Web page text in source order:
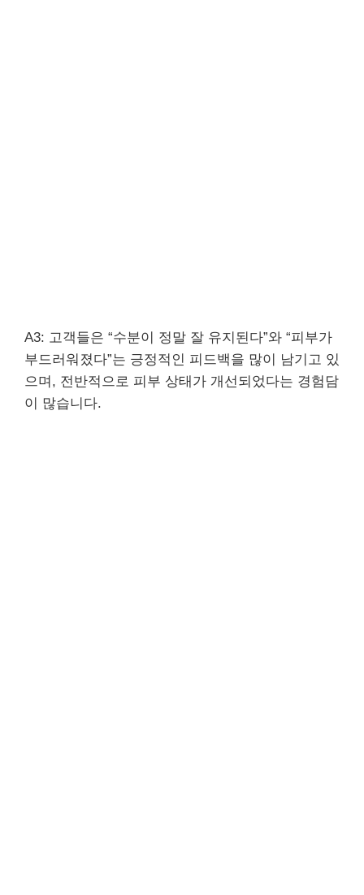
A3: 고객들은 “수분이 정말 잘 유지된다”와 “피부가
부드러워졌다”는 긍정적인 피드백을 많이 남기고 있
으며, 전반적으로 피부 상태가 개선되었다는 경험담
이 많습니다.